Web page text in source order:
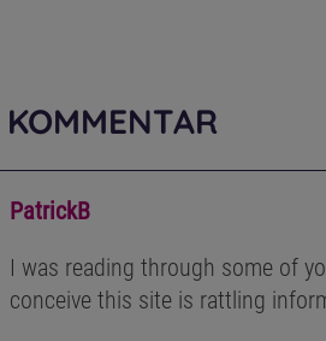
KOMMENTAR
PatrickB
I was reading through some of
conceive this site is rattling